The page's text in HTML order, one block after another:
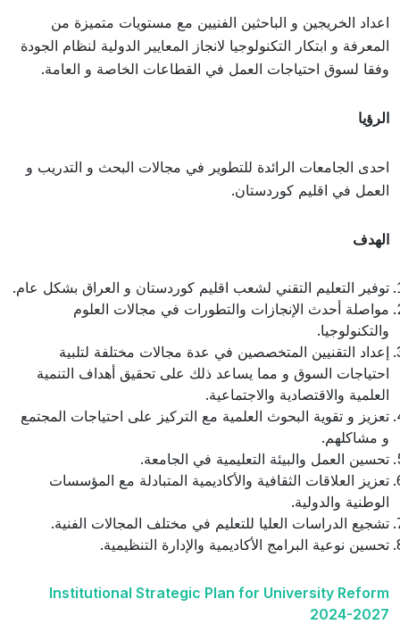
اعداد الخريجين و الباحثين الفنيين مع مستويات متميزة من
المعرفة و ابتكار التكنولوجيا لانجاز المعايير الدولية لنظام الجودة
وفقا لسوق احتياجات العمل في القطاعات الخاصة و العامة.
الرؤيا
احدى الجامعات الرائدة للتطوير في مجالات البحث و التدريب و
العمل في اقليم كوردستان.
الهدف
توفير التعليم التقني لشعب اقليم كوردستان و العراق بشكل عام.
مواصلة أحدث الإنجازات والتطورات في مجالات العلوم
والتكنولوجيا.
إعداد التقنيين المتخصصين في عدة مجالات مختلفة لتلبية
احتياجات السوق و مما يساعد ذلك على تحقيق أهداف التنمية
العلمية والاقتصادية والاجتماعية.
تعزيز و تقوية البحوث العلمية مع التركيز على احتياجات المجتمع
و مشاكلهم.
تحسين العمل والبيئة التعليمية في الجامعة.
تعزيز العلاقات الثقافية والأكاديمية المتبادلة مع المؤسسات
الوطنية والدولية.
تشجيع الدراسات العليا للتعليم في مختلف المجالات الفنية.
تحسين نوعية البرامج الأكاديمية والإدارة التنظيمية.
Institutional Strategic Plan for University Reform
2024-2027